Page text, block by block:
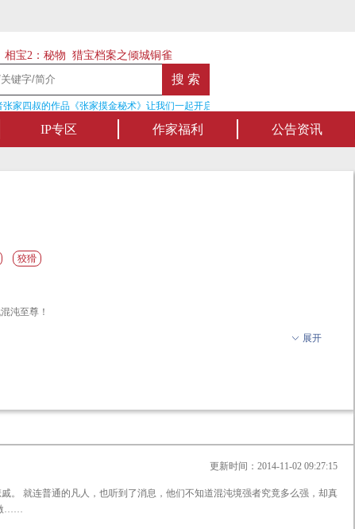
相宝2：秘物 猎宝档案之倾城铜雀
四叔的作品《张家摸金秘术》让我们一起开启张家摸金流悬疑作品。【点我阅读】
IP专区 作家福利 公告资讯
狡猾
沌至尊！
展开
更新时间：2014-11-02 09:27:15
，却真
了激……